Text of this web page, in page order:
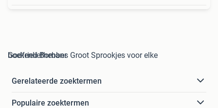
Godfried Bomans Groot Sprookjes voor elke boekenliefhebber
Gerelateerde zoektermen
Populaire zoektermen